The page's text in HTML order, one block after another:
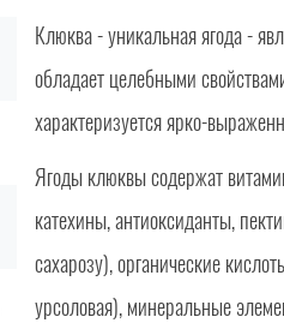
Клюква - уникальная ягода -
обладает целебными
характеризуется ярко-
Ягоды клюквы содержат
катехины, антиоксиданты,
сахарозу), органические
урсоловая), минеральные